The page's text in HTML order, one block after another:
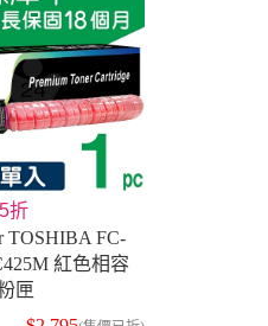
折
TOSHIBA FC-
紅色相容
匣